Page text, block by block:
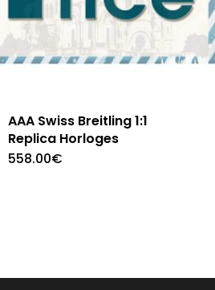
AAA Swiss Breitling 1:1
Replica Horloges
558.00€